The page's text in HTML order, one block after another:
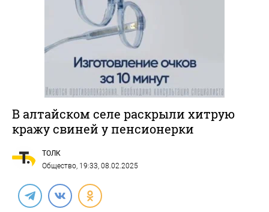
В алтайском селе раскрыли хитрую
кражу свиней у пенсионерки
ТОЛК
Общество, 19:33, 08.02.2025